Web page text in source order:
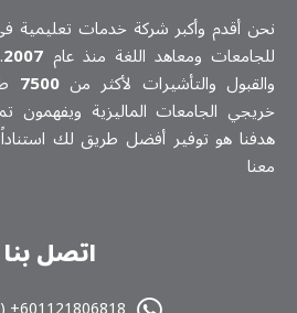
نحن أقدم وأكبر شركة خدمات تعلیمیة
للجامعات ومعاهد اللغة منذ عام 2007
والقبول والتأشيرات لأكثر من7500
خريجي الجامعات الماليزية ويفهمون
هدفنا هو توفير أفضل طريق لك استناداً
معنا
اتصل بنا